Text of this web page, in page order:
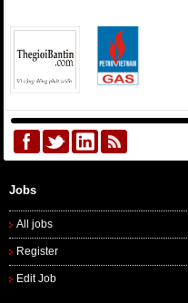
Jobs
All jobs
Register
Edit Job